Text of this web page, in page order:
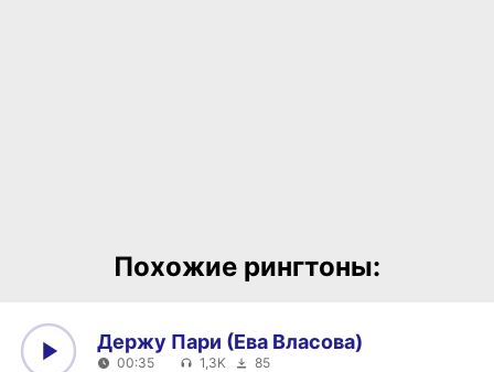
Похожие рингтоны:
Держу Пари (Ева Власова)
00:35 1,3K 85